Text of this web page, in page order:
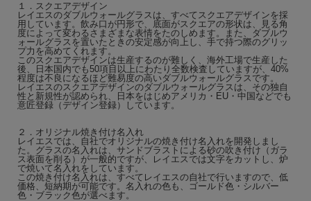
１．スクエアデザイン
レイエスのダブルウォールグラスは、すべてスクエアデザインを採
用しています。飲み口が円形で、底面がスクエアの形状は、見る角
度によって変わるさまざまな表情をたのしめます。また、ダブルウ
ォールグラスを置いたときの安定感が向上し、手で持つ際のグリッ
プ力を高めてくれます。
このスクエアデザインは生産するのが難しく、海外工場で生産した
後、日本国内でも50項目以上にわたり全数検査していますが、40%
程度は不良になるほど難易度の高いダブルウォールグラスです。
レイエスのスクエアデザインのダブルウォールグラスは、その独自
性と新規性が認められ、日本をはじめアメリカ・EU・中国などでも
意匠登録（デザイン登録）しています。
２．オリジナル焼き付け名入れ
レイエスでは、自社でオリジナルの焼き付け名入れを開発しまし
た。グラスの名入れは、サンドブラストによる砂の吹き付け（ガラ
ス表面を削る）が一般的ですが、レイエスでは文字をカットし、炉
で焼いて名入れをしています。
この焼き付け名入れは、すべてレイエスの自社で行いますので、低
価格、短納期が可能です。名入れの色も、ゴールド色・シルバー
色・ブラック色が選べます。